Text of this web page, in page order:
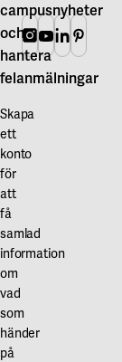
campusnyheter
och
hantera
felanmälningar
Skapa
ett
konto
för
att
få
samlad
information
om
vad
som
händer
på
Instagram
Youtube
Linkedin
Pinterest